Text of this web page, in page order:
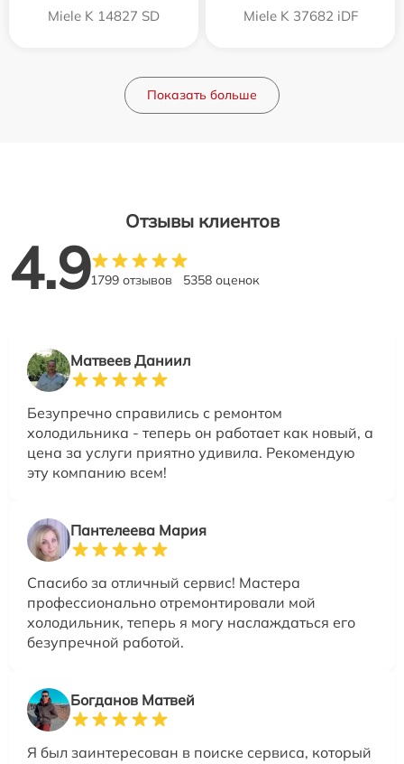
Miele K 14827 SD Miele K 37682 iDF
Показать больше
Отзывы клиентов
4.91799 отзывов 5358 оценок
Матвеев Даниил
Безупречно справились с ремонтом
холодильника - теперь он работает как новый, а
цена за услуги приятно удивила. Рекомендую
эту компанию всем!
Пантелеева Мария
Спасибо за отличный сервис! Мастера
профессионально отремонтировали мой
холодильник, теперь я могу наслаждаться его
безупречной работой.
Богданов Матвей
Я был заинтересован в поиске сервиса, который